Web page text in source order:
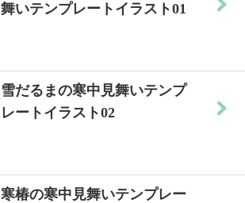
舞いテンプレートイラスト01
雪だるまの寒中見舞いテンプ
レートイラスト02
寒椿の寒中見舞いテンプレー